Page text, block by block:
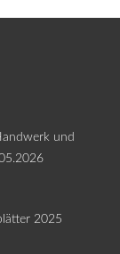
und
2025